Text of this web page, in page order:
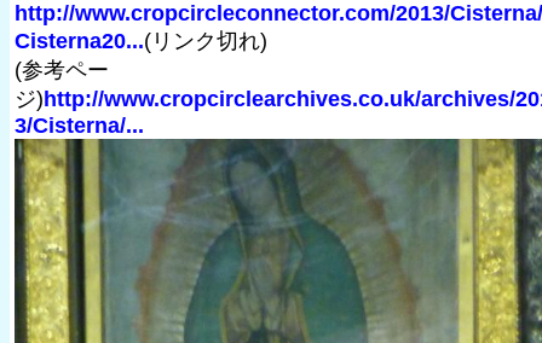
http://www.cropcircleconnector.com/2013/Cisterna/
Cisterna20...(リンク切れ)
(参考ペー
ジ) http://www.cropcirclearchives.co.uk/archives/
3/Cisterna/...